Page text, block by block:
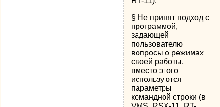
§ Не принят подход с
программой,
задающей
пользователю
вопросы о режимах
своей работы,
вместо этого
используются
параметры
командной строки (в